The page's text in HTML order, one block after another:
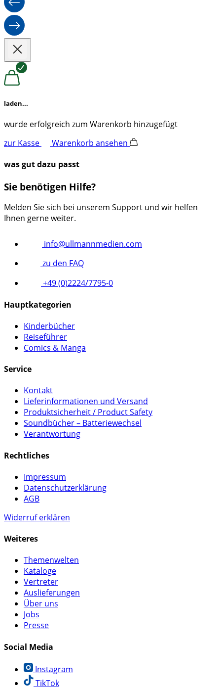
laden...
wurde erfolgreich zum Warenkorb hinzugefügt
zur Kasse
Warenkorb ansehen
was gut dazu passt
Sie benötigen Hilfe?
Melden Sie sich bei unserem Support und wir helfen
Ihnen gerne weiter.
info@ullmannmedien.com
zu den FAQ
+49 (0)2224/7795-0
Hauptkategorien
Kinderbücher
Reiseführer
Comics & Manga
Service
Kontakt
Lieferinformationen und Versand
Produktsicherheit / Product Safety
Soundbücher – Batteriewechsel
Verantwortung
Rechtliches
Impressum
Datenschutzerklärung
AGB
Widerruf erklären
Weiteres
Themenwelten
Kataloge
Vertreter
Auslieferungen
Über uns
Jobs
Presse
Social Media
Instagram
TikTok